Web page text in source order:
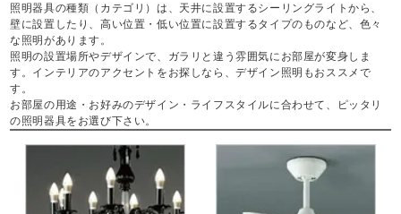
照明器具の種類（カテゴリ）は、天井に設置するシーリングライトから、
壁に設置したり、高い位置・低い位置に設置するタイプのものなど、色々
な照明があります。
照明の設置場所やデザインで、ガラリと違う雰囲気にお部屋が変身しま
す。インテリアのアクセントをお探しなら、デザイン照明もおススメで
す。
お部屋の用途・お好みのデザイン・ライフスタイルに合わせて、ピッタリ
の照明器具をお選び下さい。